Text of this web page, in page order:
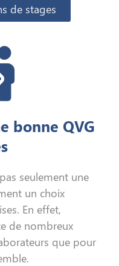
de stages
bonne QVG
seulement une
un choix
En effet,
de nombreux
que pour